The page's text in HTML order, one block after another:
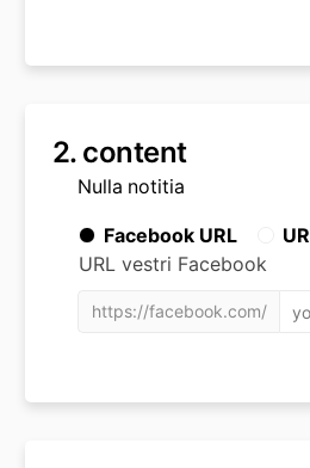
2. content
Nulla notitia
Facebook URL
URL vestri Facebook
https://facebook.com/